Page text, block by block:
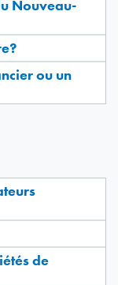
Nouveau-
ou un
de